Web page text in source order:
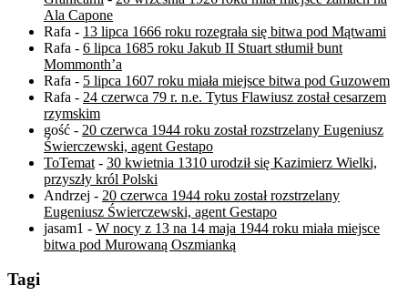
Ala Capone
Rafa - 13 lipca 1666 roku rozegrała się bitwa pod Mątwami
Rafa - 6 lipca 1685 roku Jakub II Stuart stłumił bunt
Mommonth’a
Rafa - 5 lipca 1607 roku miała miejsce bitwa pod Guzowem
Rafa - 24 czerwca 79 r. n.e. Tytus Flawiusz został cesarzem
rzymskim
gość - 20 czerwca 1944 roku został rozstrzelany Eugeniusz
Świerczewski, agent Gestapo
ToTemat - 30 kwietnia 1310 urodził się Kazimierz Wielki,
przyszły król Polski
Andrzej - 20 czerwca 1944 roku został rozstrzelany
Eugeniusz Świerczewski, agent Gestapo
jasam1 - W nocy z 13 na 14 maja 1944 roku miała miejsce
bitwa pod Murowaną Oszmianką
Tagi